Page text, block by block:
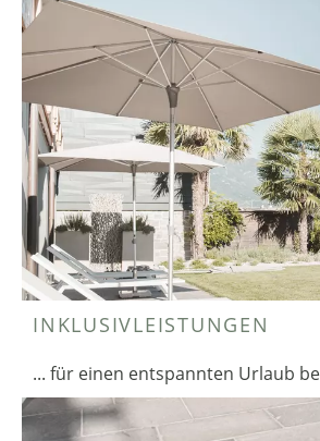
INKLUSIVLEISTUNGEN
... für einen entspannten Urlaub